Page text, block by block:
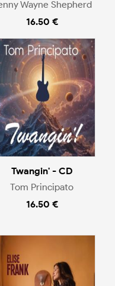
Wayne Shepherd
16.50 €
Twangin' - CD
Tom Principato
16.50 €